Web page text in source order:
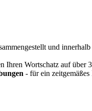
und
Ihren Wortschatz auf über
- für ein